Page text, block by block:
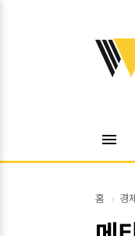
위키트
menu
홈 경